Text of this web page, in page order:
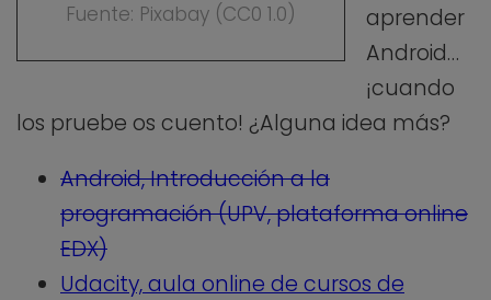
Fuente: Pixabay (CC0 1.0)
aprender
Android…
¡cuando
los pruebe os cuento! ¿Alguna idea más?
Android, Introducción a la
programación (UPV, plataforma online
EDX)
Udacity, aula online de cursos de